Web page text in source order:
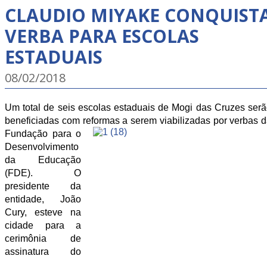
CLAUDIO MIYAKE
VERBA PARA ESCOLAS
ESTADUAIS
08/02/2018
Um total de seis escolas estaduais de Mogi das Cruzes
beneficiadas com reformas a serem viabilizadas porverbas
Fundação para o
Desenvolvimento
da Educação
(FDE). O
presidente da
entidade, João
Cury, esteve na
cidade para a
cerimônia de
assinatura do